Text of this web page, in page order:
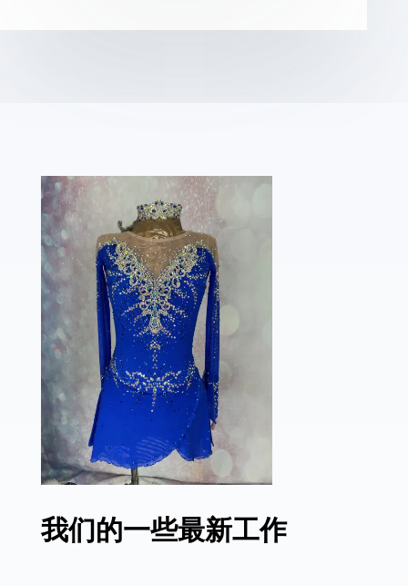
我们的一些最新工作